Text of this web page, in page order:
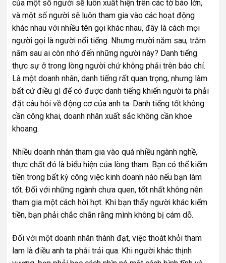
của một số người sẽ luôn xuất hiện trên các tờ báo lớn,
và một số người sẽ luôn tham gia vào các hoạt động
khác nhau với nhiều tên gọi khác nhau, đây là cách mọi
người gọi là người nổi tiếng. Nhưng mười năm sau, trăm
năm sau ai còn nhớ đến những người này? Danh tiếng
thực sự ở trong lòng người chứ không phải trên báo chí.
Là một doanh nhân, danh tiếng rất quan trọng, nhưng làm
bất cứ điều gì để có được danh tiếng khiến người ta phải
đặt câu hỏi về động cơ của anh ta. Danh tiếng tốt không
cần công khai, doanh nhân xuất sắc không cần khoe
khoang.
Nhiều doanh nhân tham gia vào quá nhiều ngành nghề,
thực chất đó là biểu hiện của lòng tham. Bạn có thể kiếm
tiền trong bất kỳ công việc kinh doanh nào nếu bạn làm
tốt. Đối với những ngành chưa quen, tốt nhất không nên
tham gia một cách hời hợt. Khi bạn thấy người khác kiếm
tiền, bạn phải chắc chắn rằng mình không bị cám dỗ.
Đối với một doanh nhân thành đạt, việc thoát khỏi tham
lam là điều anh ta phải trải qua. Khi người khác thịnh